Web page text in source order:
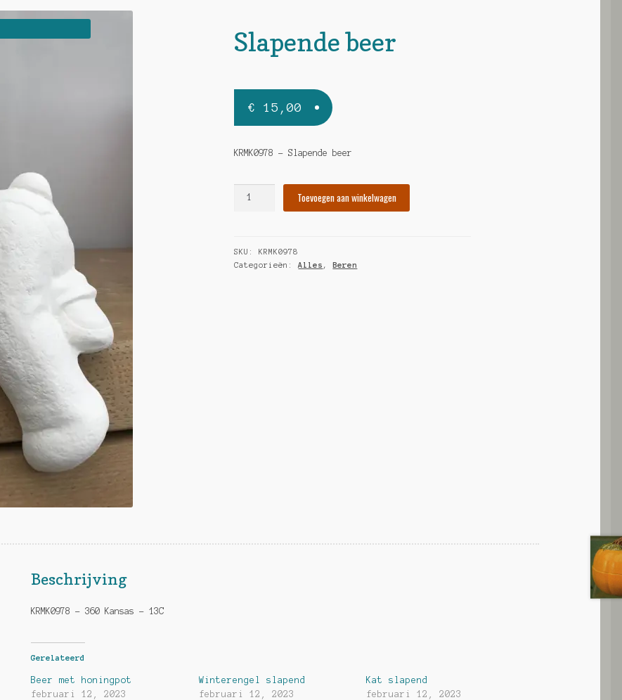
Slapende beer
€ 15,00
KRMK0978 – Slapende beer
Toevoegen aan winkelwagen
SKU: KRMK0978
Categorieën:Alles , Beren
Beschrijving
KRMK0978 – 360 Kansas – 13C
Gerelateerd
Beer met honingpot
februari 12, 2023
Winterengel slapend
februari 12, 2023
Kat slapend
februari 12, 2023